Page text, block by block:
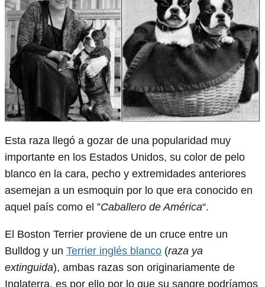
Esta raza llegó a gozar de una popularidad muy
importante en los Estados Unidos, su color de pelo
blanco en la cara, pecho y extremidades anteriores
asemejan a un esmoquin por lo que era conocido en
aquel país como el ”Caballero de América“.
El Boston Terrier proviene de un cruce entre un
Bulldog y un Terrier inglés blanco (raza ya
extinguida), ambas razas son originariamente de
Inglaterra, es por ello por lo que su sangre podríamos